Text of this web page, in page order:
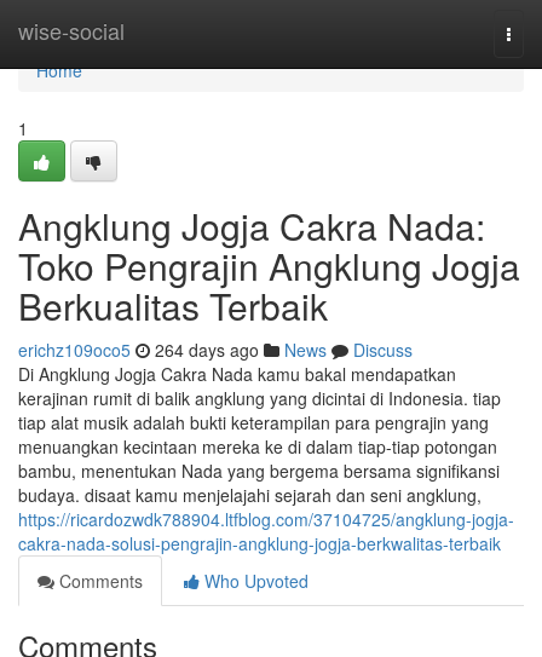
wise-social
Home
Home
1
Angklung Jogja Cakra Nada:
Toko Pengrajin Angklung Jogja
Berkualitas Terbaik
erichz109oco5 264 days ago News
Discuss
Di Angklung Jogja Cakra Nada kamu bakal mendapatkan
kerajinan rumit di balik angklung yang dicintai di Indonesia. tiap
tiap alat musik adalah bukti keterampilan para pengrajin yang
menuangkan kecintaan mereka ke di dalam tiap-tiap potongan
bambu, menentukan Nada yang bergema bersama signifikansi
budaya. disaat kamu menjelajahi sejarah dan seni angklung,
https://ricardozwdk788904.ltfblog.com/37104725/angklung-jogja-
cakra-nada-solusi-pengrajin-angklung-jogja-berkwalitas-terbaik
Comments
Who Upvoted
Comments